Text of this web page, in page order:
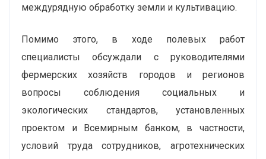
междурядную обработку земли и культивацию.
Помимо этого, в ходе полевых работ
специалисты обсуждали с руководителями
фермерских хозяйств городов и регионов
вопросы соблюдения социальных и
экологических стандартов, установленных
проектом и Всемирным банком, в частности,
условий труда сотрудников, агротехнических